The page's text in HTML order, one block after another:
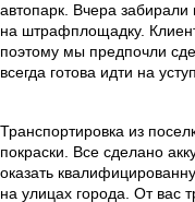
автопарк. Вчера
на штрафплощадку.
поэтому мы предпочли
всегда готова идти на
Транспортировка из
покраски. Все сделано
оказать
на улицах города. От вас